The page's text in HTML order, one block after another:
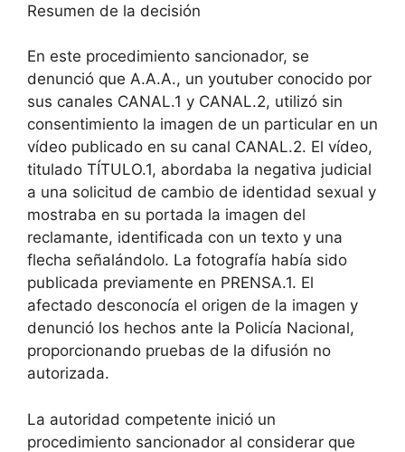
Resumen de la decisión
En este procedimiento sancionador, se
denunció que A.A.A., un youtuber conocido por
sus canales CANAL.1 y CANAL.2, utilizó sin
consentimiento la imagen de un particular en un
vídeo publicado en su canal CANAL.2. El vídeo,
titulado TÍTULO.1, abordaba la negativa judicial
a una solicitud de cambio de identidad sexual y
mostraba en su portada la imagen del
reclamante, identificada con un texto y una
flecha señalándolo. La fotografía había sido
publicada previamente en PRENSA.1. El
afectado desconocía el origen de la imagen y
denunció los hechos ante la Policía Nacional,
proporcionando pruebas de la difusión no
autorizada.
La autoridad competente inició un
procedimiento sancionador al considerar que